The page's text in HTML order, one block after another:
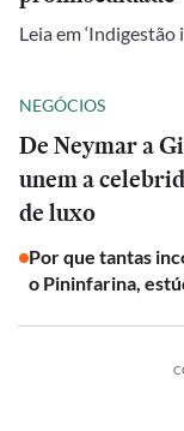
Leia em
NEGÓCIOS
De Neymar a
unem a
de luxo
Por que tantas
o Pininfarina,